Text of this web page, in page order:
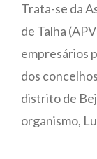
Trata-se da
de Talha
empresários
dos
distrito de
organismo,